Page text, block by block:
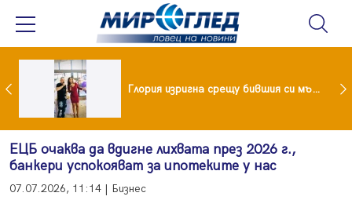
Мария и майка си построиха къща от 8000 стъклени бутилки Глория изригна срещу бившия си мъж: Беше със 120-килограмова жена! Искаше бърза печалба...
ЕЦБ очаква да вдигне лихвата през 2026 г.,
банкери успокояват за ипотеките у нас
07.07.2026, 11:14 | Бизнес